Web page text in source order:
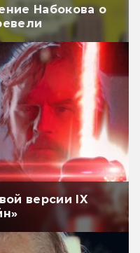
Набокова о
версии IX